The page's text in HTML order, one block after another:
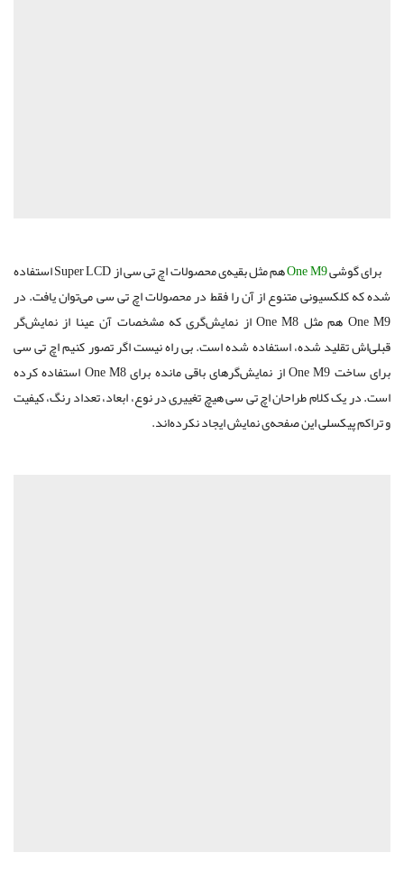
برای گوشیOne M9
هم مثل بقیه‌ی محصولات اچ تی سی از Super LCD استفاده
شده که کلکسیونی ‌متنوع از آن را فقط در محصولات اچ تی سی ‌می‌توان یافت. در
One M9 هم مثل One M8 از نمایش‌گری که مشخصات آن عینا از نمایش‌گر
قبلی‌اش تقلید شده، استفاده شده است. بی راه نیست اگر تصور کنیم اچ تی سی
برای ساخت One M9 از نمایش‌گر‌های باقی مانده برای One M8 استفاده کرده
‌است. در یک کلام طراحان اچ تی سی هیچ تغییری در نوع، ابعاد، تعداد رنگ، کیفیت
و تراکم پیکسلی این صفحه‌ی نمایش ایجاد نکرده‌اند.